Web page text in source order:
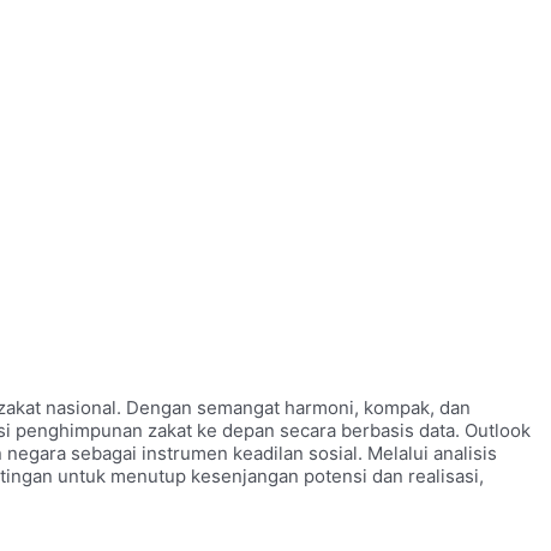
nasional. Dengan semangat harmoni, kompak, dan
zakat ke depan secara berbasis data. Outlook
sebagai instrumen keadilan sosial. Melalui analisis
untuk menutup kesenjangan potensi dan realisasi,